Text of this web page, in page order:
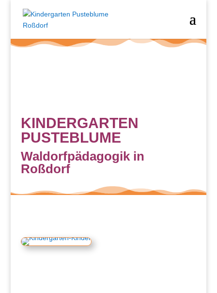
KINDERGARTEN
PUSTEBLUME
Waldorfpädagogik in
Roßdorf